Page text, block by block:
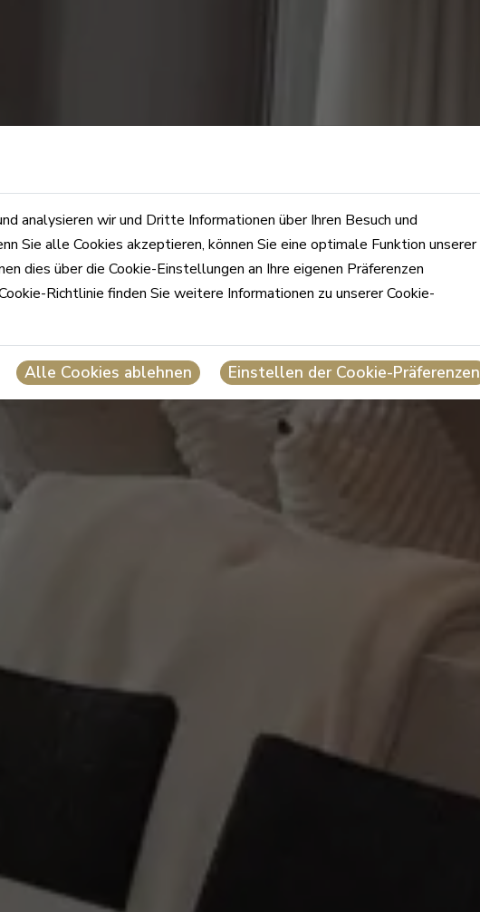
analysieren wir und Dritte Informationen über Ihren Besuch und
Sie alle Cookies akzeptieren, können Sie eine optimale Funktion unserer
dies über die Cookie-Einstellungen an Ihre eigenen Präferenzen
Richtlinie finden Sie weitere Informationen zu unserer Cookie-
Alle Cookies ablehnen Einstellen der Cookie-Präferenzen